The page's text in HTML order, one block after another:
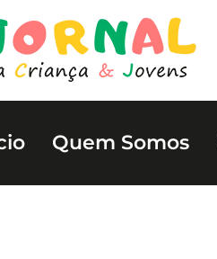
Quem Somos